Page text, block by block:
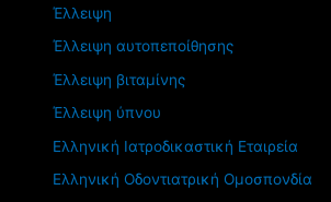
Έλλειψη
Έλλειψη αυτοπεποίθησης
Έλλειψη βιταμίνης
Έλλειψη ύπνου
Ελληνική Ιατροδικαστική Εταιρεία
Ελληνική Οδοντιατρική Ομοσπονδία